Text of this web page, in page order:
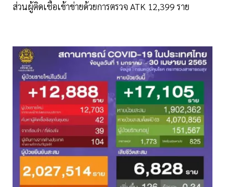
ส่วนผู้ติดเชื้อเข้าข่ายด้วยการตรวจ ATK 12,399 ราย